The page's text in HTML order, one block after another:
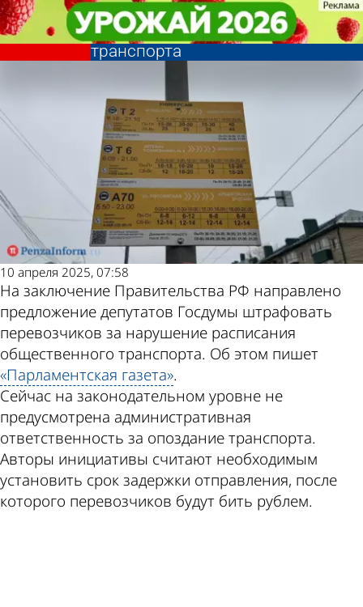
Перевозчиков хотят штрафовать
за опоздание общественного
транспорта
Общество
10 апреля 2025, 07:58
На заключение Правительства РФ направлено
предложение депутатов Госдумы штрафовать
перевозчиков за нарушение расписания
общественного транспорта. Об этом пишет
«Парламентская газета».
Сейчас на законодательном уровне не
предусмотрена административная
ответственность за опоздание транспорта.
Авторы инициативы считают необходимым
установить срок задержки отправления, после
которого перевозчиков будут бить рублем.
Перевозчиков хотят штрафовать
за опоздание общественного
транспорта
Общество
Другие новости
по теме
Погода и курсы
валют в Пензе